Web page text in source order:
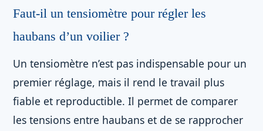
Faut-il un tensiomètre pour régler les
haubans d’un voilier ?
Un tensiomètre n’est pas indispensable pour un
premier réglage, mais il rend le travail plus
fiable et reproductible. Il permet de comparer
les tensions entre haubans et de se rapprocher